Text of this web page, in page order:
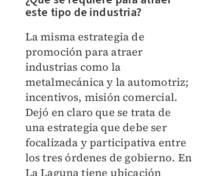
este tipo de industria?
La misma estrategia de
promoción para atraer
industrias como la
metalmecánica y la automotriz;
incentivos, misión comercial.
Dejó en claro que se trata de
una estrategia que debe ser
focalizada y participativa entre
los tres órdenes de gobierno. En
La Laguna tiene ubicación